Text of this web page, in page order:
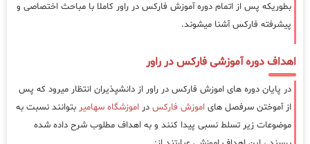
بطوریکه پس از اتمام دوره آموزش فارکس در راور کاملا با مباحث اختصاصی و
پیشرفته فارکس آشنا میشوند.
اهداف دوره آموزشی فارکس در راور
در پایان دوره های اموزش فارکس در راور از دانشپذیران انتظار میرود که پس
از آموختن سرفصل های اموزش فارکس در اموزشگاه سهامیر بتوانند نسبت به
موضوعات زیر تسلط نسبی پیدا کنند و به اهداف مطلوب شرح داده شده